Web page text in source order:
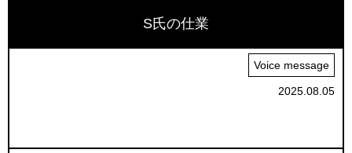
S氏の仕業
Voice message
2025.08.05